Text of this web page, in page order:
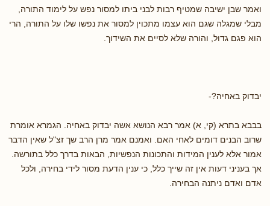
ואמר שבן ישיבה שמטיף רבות לבני ביתו למסור נפש על לימוד התורה,
מבלי שמגלה שגם הוא עצמו מתכוין למסור את נפשו שלו על התורה, הרי
הוא פגם גדול, והורה שלא לסיים את השידוך.
יבדוק באחיה?-
בבבא בתרא (קי, א) אמר רבא הנושא אשה יבדוק באחיה. הגמרא אומרת
שרוב הבנים דומים לאחי האם. ואמנם אמר מרן הרב שך זצ"ל שאין הדבר
אמור אלא לענין המידות והתכונות הנפשיות, הבאות בדרך כלל בתורשה.
אך בעניני דעות אין זה שייך כלל, כי ענין הדעת מסור לידי בחירה, ולכל
אדם ואדם ניתנה הבחירה.